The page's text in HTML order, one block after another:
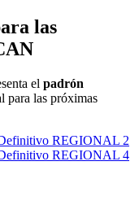
las
el padrón
para las próximas
REGIONAL 2
REGIONAL 4